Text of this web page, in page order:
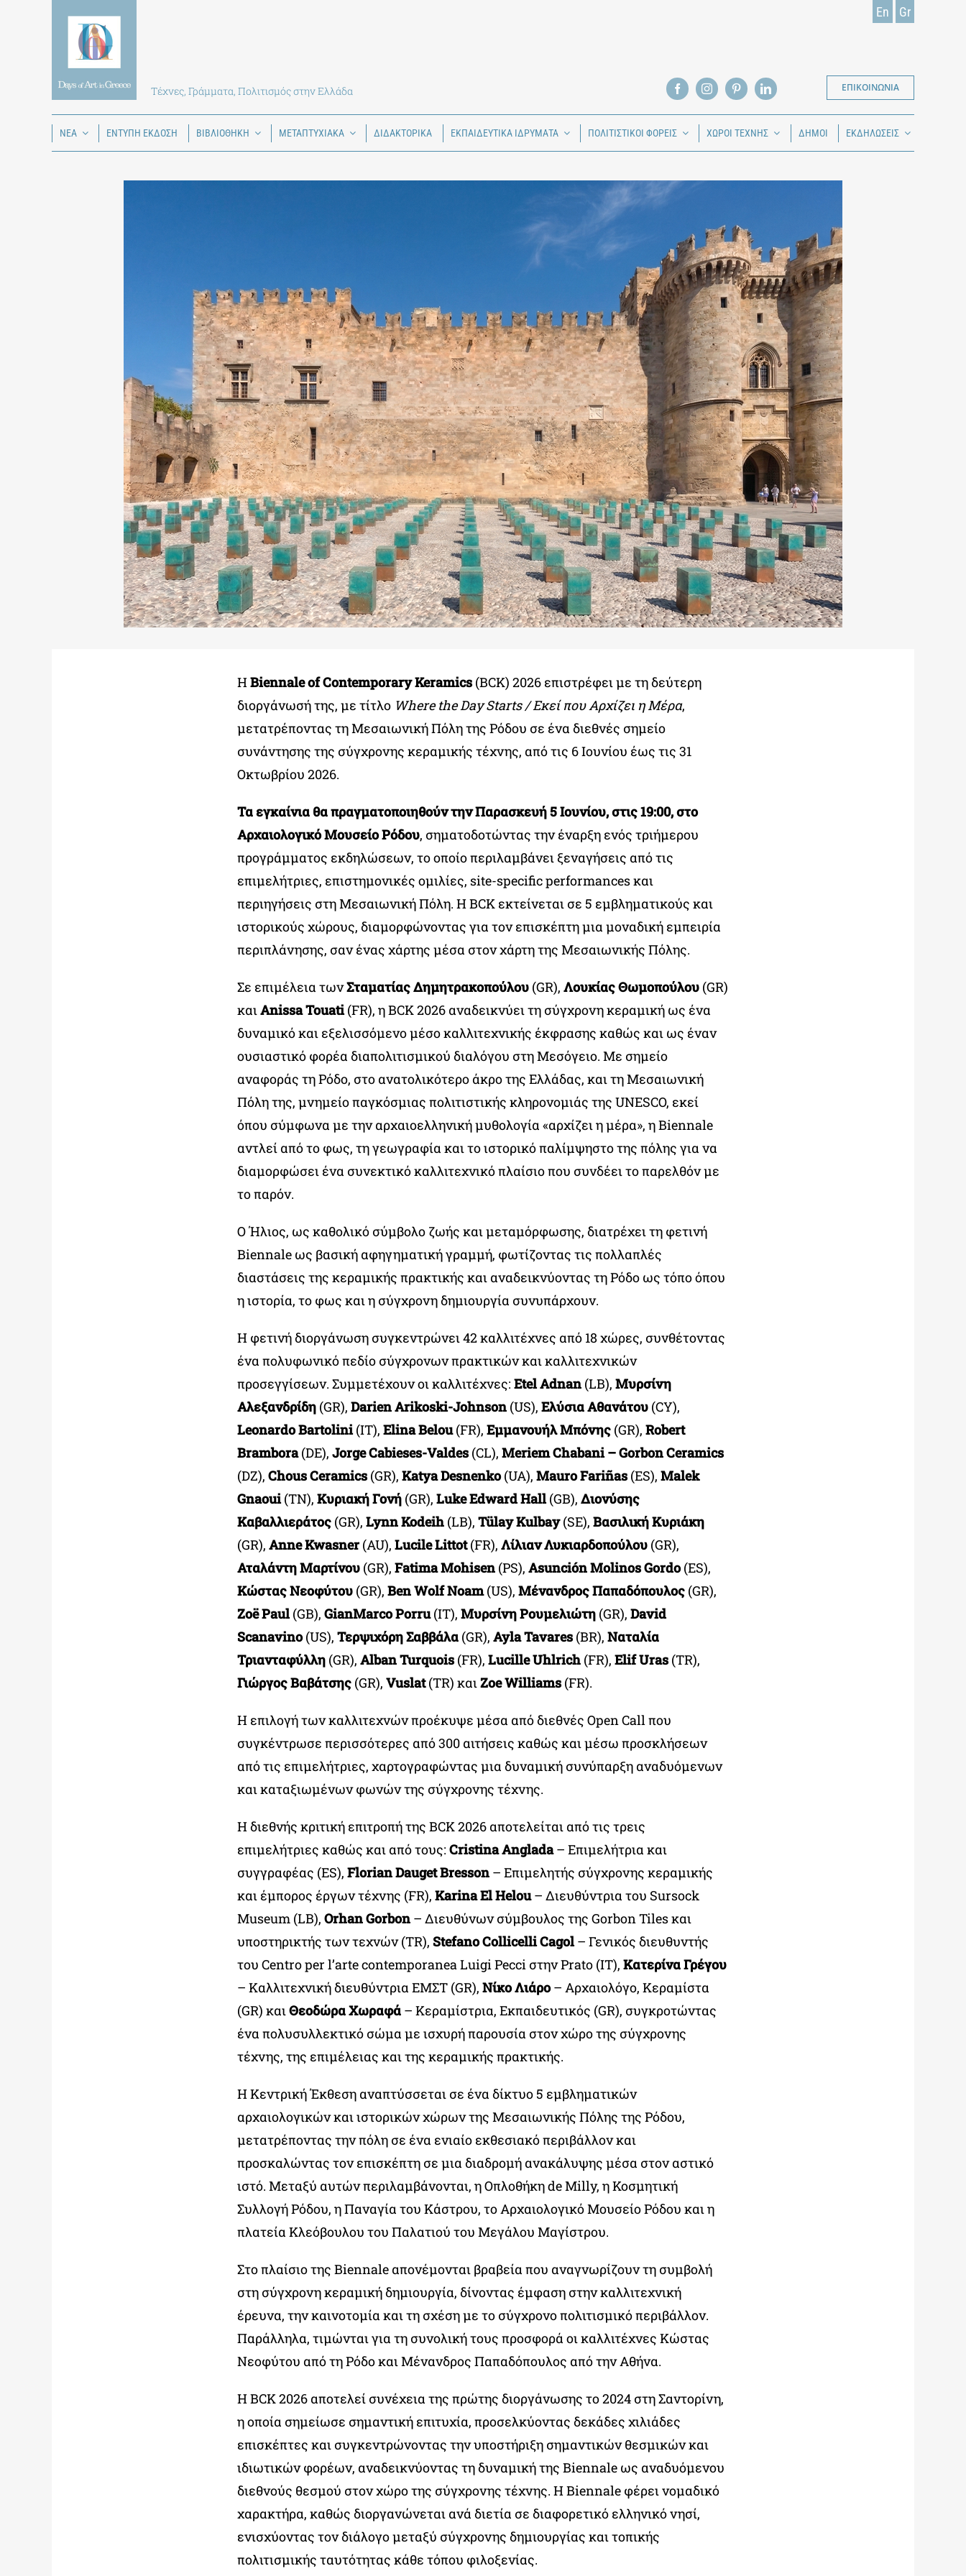
Τέχνες, Γράμματα, Πολιτισμός στην Ελλάδα
En Gr
ΕΠΙΚΟΙΝΩΝΙΑ
ΝΕΑ ΕΝΤΥΠΗ ΕΚΔΟΣΗ ΒΙΒΛΙΟΘΗΚΗ ΜΕΤΑΠΤΥΧΙΑΚΑ ΔΙΔΑΚΤΟΡΙΚΑ ΕΚΠΑΙΔΕΥΤΙΚΑ ΙΔΡΥΜΑΤΑ ΠΟΛΙΤΙΣΤΙΚΟΙ ΦΟΡΕΙΣ ΧΩΡΟΙ ΤΕΧΝΗΣ ΔΗΜΟΙ ΕΚΔΗΛΩΣΕΙΣ
ΗBiennale of Contemporary Keramics(BCK) 2026 επιστρέφει με τη δεύτερη
διοργάνωσή της, με τίτλο Where the Day Starts / Εκεί που Αρχίζει η Μέρα,
μετατρέποντας τη Μεσαιωνική Πόλη της Ρόδου σε ένα διεθνές σημείο
συνάντησης της σύγχρονης κεραμικής τέχνης, από τις 6 Ιουνίου έως τις 31
Οκτωβρίου 2026.
Τα εγκαίνια θα πραγματοποιηθούν την Παρασκευή 5 Ιουνίου, στις 19:00, στο
Αρχαιολογικό Μουσείο Ρόδου, σηματοδοτώντας την έναρξη ενός τριήμερου
προγράμματος εκδηλώσεων, το οποίο περιλαμβάνει ξεναγήσεις από τις
επιμελήτριες, επιστημονικές ομιλίες, site-specific performances και
περιηγήσεις στη Μεσαιωνική Πόλη. Η BCK εκτείνεται σε 5 εμβληματικούς και
ιστορικούς χώρους, διαμορφώνοντας για τον επισκέπτη μια μοναδική εμπειρία
περιπλάνησης, σαν ένας χάρτης μέσα στον χάρτη της Μεσαιωνικής Πόλης.
Σε επιμέλεια τωνΣταματίας Δημητρακοπούλου(GR), Λουκίας Θωμοπούλου(GR)
καιAnissa Touati(FR), η BCK 2026 αναδεικνύει τη σύγχρονη κεραμική ως ένα
δυναμικό και εξελισσόμενο μέσο καλλιτεχνικής έκφρασης καθώς και ως έναν
ουσιαστικό φορέα διαπολιτισμικού διαλόγου στη Μεσόγειο. Με σημείο
αναφοράς τη Ρόδο, στο ανατολικότερο άκρο της Ελλάδας, και τη Μεσαιωνική
Πόλη της, μνημείο παγκόσμιας πολιτιστικής κληρονομιάς της UNESCO, εκεί
όπου σύμφωνα με την αρχαιοελληνική μυθολογία «αρχίζει η μέρα», η Biennale
αντλεί από το φως, τη γεωγραφία και το ιστορικό παλίμψηστο της πόλης για να
διαμορφώσει ένα συνεκτικό καλλιτεχνικό πλαίσιο που συνδέει το παρελθόν με
το παρόν.
Ο Ήλιος, ως καθολικό σύμβολο ζωής και μεταμόρφωσης, διατρέχει τη φετινή
Biennale ως βασική αφηγηματική γραμμή, φωτίζοντας τις πολλαπλές
διαστάσεις της κεραμικής πρακτικής και αναδεικνύοντας τη Ρόδο ως τόπο όπου
η ιστορία, το φως και η σύγχρονη δημιουργία συνυπάρχουν.
Η φετινή διοργάνωση συγκεντρώνει 42 καλλιτέχνες από 18 χώρες, συνθέτοντας
ένα πολυφωνικό πεδίο σύγχρονων πρακτικών και καλλιτεχνικών
προσεγγίσεων. Συμμετέχουν οι καλλιτέχνες: Etel Adnan(LB), Μυρσίνη
Αλεξανδρίδη(GR), Darien Arikoski-Johnson(US), Ελύσια Αθανάτου(CY),
Leonardo Bartolini(IT), Elina Belou(FR), Εμμανουήλ Μπόνης(GR), Robert
Brambora(DE), Jorge Cabieses-Valdes(CL), Meriem Chabani – Gorbon Ceramics
(DZ), Chous Ceramics(GR), Katya Desnenko(UA), Mauro Fariñas(ES), Malek
Gnaoui(TN), Κυριακή Γονή(GR), Luke Edward Hall(GB), Διονύσης
Καβαλλιεράτος(GR), Lynn Kodeih(LB), Tülay Kulbay(SE), Βασιλική Κυριάκη
(GR), Anne Kwasner(AU), Lucile Littot(FR), Λίλιαν Λυκιαρδοπούλου(GR),
Αταλάντη Μαρτίνου(GR), Fatima Mohisen(PS), Asunción Molinos Gordo(ES),
Κώστας Νεοφύτου(GR), Ben WolfNoam(US), Μένανδρος Παπαδόπουλος(GR),
Zoë Paul(GB), GianMarco Porru(IT), Μυρσίνη Ρουμελιώτη(GR), David
Scanavino(US), Τερψιχόρη Σαββάλα(GR), Ayla Tavares(BR), Ναταλία
Τριανταφύλλη(GR), Alban Turquois(FR), Lucille Uhlrich(FR), Elif Uras(TR),
Γιώργος Βαβάτσης(GR), Vuslat(TR) καιZoe Williams(FR).
Η επιλογή των καλλιτεχνών προέκυψε μέσα από διεθνές Open Call που
συγκέντρωσε περισσότερες από 300 αιτήσεις καθώς και μέσω προσκλήσεων
από τις επιμελήτριες, χαρτογραφώντας μια δυναμική συνύπαρξη αναδυόμενων
και καταξιωμένων φωνών της σύγχρονης τέχνης.
Η διεθνής κριτική επιτροπή της BCK 2026 αποτελείται από τις τρεις
επιμελήτριες καθώς και από τους: Cristina Anglada– Επιμελήτρια και
συγγραφέας (ES), Florian Dauget Bresson– Επιμελητής σύγχρονης κεραμικής
και έμπορος έργων τέχνης (FR), Karina El Helou– Διευθύντρια του Sursock
Museum (LB), Orhan Gorbon– Διευθύνων σύμβουλος της Gorbon Tiles και
υποστηρικτής των τεχνών (TR), Stefano Collicelli Cagol– Γενικός διευθυντής
του Centro per l’arte contemporanea Luigi Pecci στην Prato (IT), Κατερίνα Γρέγου
– Καλλιτεχνική διευθύντρια ΕΜΣΤ (GR), Νίκο Λιάρο– Αρχαιολόγο, Κεραμίστα
(GR) καιΘεοδώρα Χωραφά– Κεραμίστρια, Εκπαιδευτικός (GR), συγκροτώντας
ένα πολυσυλλεκτικό σώμα με ισχυρή παρουσία στον χώρο της σύγχρονης
τέχνης, της επιμέλειας και της κεραμικής πρακτικής.
Η Κεντρική Έκθεση αναπτύσσεται σε ένα δίκτυο 5 εμβληματικών
αρχαιολογικών και ιστορικών χώρων της Μεσαιωνικής Πόλης της Ρόδου,
μετατρέποντας την πόλη σε ένα ενιαίο εκθεσιακό περιβάλλον και
προσκαλώντας τον επισκέπτη σε μια διαδρομή ανακάλυψης μέσα στον αστικό
ιστό. Μεταξύ αυτών περιλαμβάνονται, η Οπλοθήκη de Milly, η Κοσμητική
Συλλογή Ρόδου, η Παναγία του Κάστρου, το Αρχαιολογικό Μουσείο Ρόδου και η
πλατεία Κλεόβουλου του Παλατιού του Μεγάλου Μαγίστρου.
Στο πλαίσιο της Biennale απονέμονται βραβεία που αναγνωρίζουν τη συμβολή
στη σύγχρονη κεραμική δημιουργία, δίνοντας έμφαση στην καλλιτεχνική
έρευνα, την καινοτομία και τη σχέση με το σύγχρονο πολιτισμικό περιβάλλον.
Παράλληλα, τιμώνται για τη συνολική τους προσφορά οι καλλιτέχνες Κώστας
Νεοφύτου από τη Ρόδο και Μένανδρος Παπαδόπουλος από την Αθήνα.
Η BCK 2026 αποτελεί συνέχεια της πρώτης διοργάνωσης το 2024 στη Σαντορίνη,
η οποία σημείωσε σημαντική επιτυχία, προσελκύοντας δεκάδες χιλιάδες
επισκέπτες και συγκεντρώνοντας την υποστήριξη σημαντικών θεσμικών και
ιδιωτικών φορέων, αναδεικνύοντας τη δυναμική της Biennale ως αναδυόμενου
διεθνούς θεσμού στον χώρο της σύγχρονης τέχνης. Η Biennale φέρει νομαδικό
χαρακτήρα, καθώς διοργανώνεται ανά διετία σε διαφορετικό ελληνικό νησί,
ενισχύοντας τον διάλογο μεταξύ σύγχρονης δημιουργίας και τοπικής
πολιτισμικής ταυτότητας κάθε τόπου φιλοξενίας.